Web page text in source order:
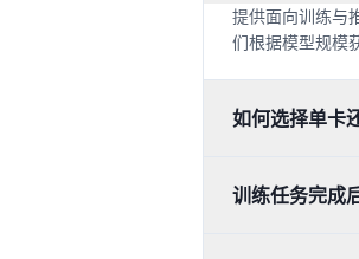
提供面向训练与
们根据模型规模
如何选择单卡
训练任务完成